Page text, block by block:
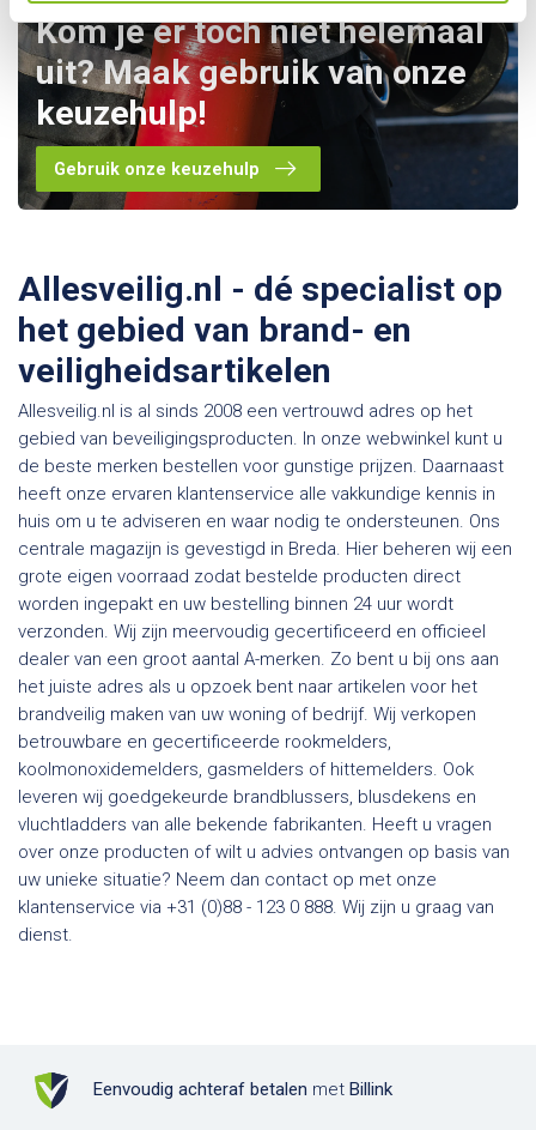
Kom je er toch niet helemaal
uit? Maak gebruik van onze
keuzehulp!
Gebruik onze keuzehulp
Allesveilig.nl - dé specialist op
het gebied van brand- en
veiligheidsartikelen
Allesveilig.nl is al sinds 2008 een vertrouwd adres op het
gebied van beveiligingsproducten. In onze webwinkel kunt u
de beste merken bestellen voor gunstige prijzen. Daarnaast
heeft onze ervaren klantenservice alle vakkundige kennis in
huis om u te adviseren en waar nodig te ondersteunen. Ons
centrale magazijn is gevestigd in Breda. Hier beheren wij een
grote eigen voorraad zodat bestelde producten direct
worden ingepakt en uw bestelling binnen 24 uur wordt
verzonden. Wij zijn meervoudig gecertificeerd en officieel
dealer van een groot aantal A-merken. Zo bent u bij ons aan
het juiste adres als u opzoek bent naar artikelen voor het
brandveilig maken van uw woning of bedrijf. Wij verkopen
betrouwbare en gecertificeerde rookmelders,
koolmonoxidemelders, gasmelders of hittemelders. Ook
leveren wij goedgekeurde brandblussers, blusdekens en
vluchtladders van alle bekende fabrikanten. Heeft u vragen
over onze producten of wilt u advies ontvangen op basis van
uw unieke situatie? Neem dan contact op met onze
klantenservice via +31 (0)88 - 123 0 888. Wij zijn u graag van
dienst.
Eenvoudig achteraf betalen met Billink